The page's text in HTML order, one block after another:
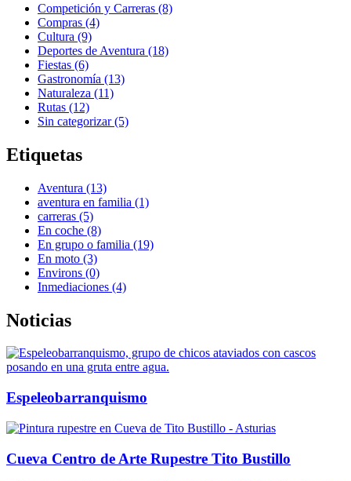
Competición y Carreras (8)
Compras (4)
Cultura (9)
Deportes de Aventura (18)
Fiestas (6)
Gastronomía (13)
Naturaleza (11)
Rutas (12)
Sin categorizar (5)
Etiquetas
Aventura (13)
aventura en familia (1)
carreras (5)
En coche (8)
En grupo o familia (19)
En moto (3)
Environs (0)
Inmediaciones (4)
Noticias
Espeleobarranquismo
Cueva Centro de Arte Rupestre Tito Bustillo